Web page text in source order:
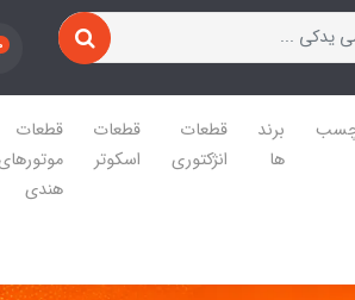
0
برند
ها
قطعات
انژکتوری
قطعات
اسکوتر
قطعات
هندی